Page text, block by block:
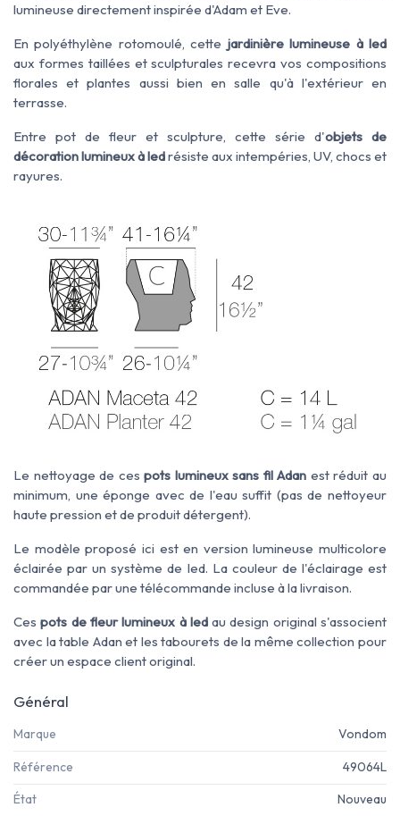
lumineuse directement inspirée d'Adam et Eve.
En polyéthylène rotomoulé, cette jardinière lumineuse à led
aux formes taillées et sculpturales recevra vos compositions
florales et plantes aussi bien en salle qu'à l'extérieur en
terrasse.
Entre pot de fleur et sculpture, cette série d'objets de
décoration lumineux à ledrésiste aux intempéries, UV, chocs et
rayures.
Le nettoyage de cespots lumineux sans fil Adan est réduit au
minimum, une éponge avec de l'eau suffit (pas de nettoyeur
haute pression et de produit détergent).
Le modèle proposé ici est en version lumineuse multicolore
éclairée par un système de led. La couleur de l'éclairage est
commandée par une télécommande incluse à la livraison.
Cespots de fleur lumineux à ledau design original s'associent
avec la table Adan et les tabourets de la même collection pour
créer un espace client original.
Général
Marque Vondom
Référence 49064L
État Nouveau